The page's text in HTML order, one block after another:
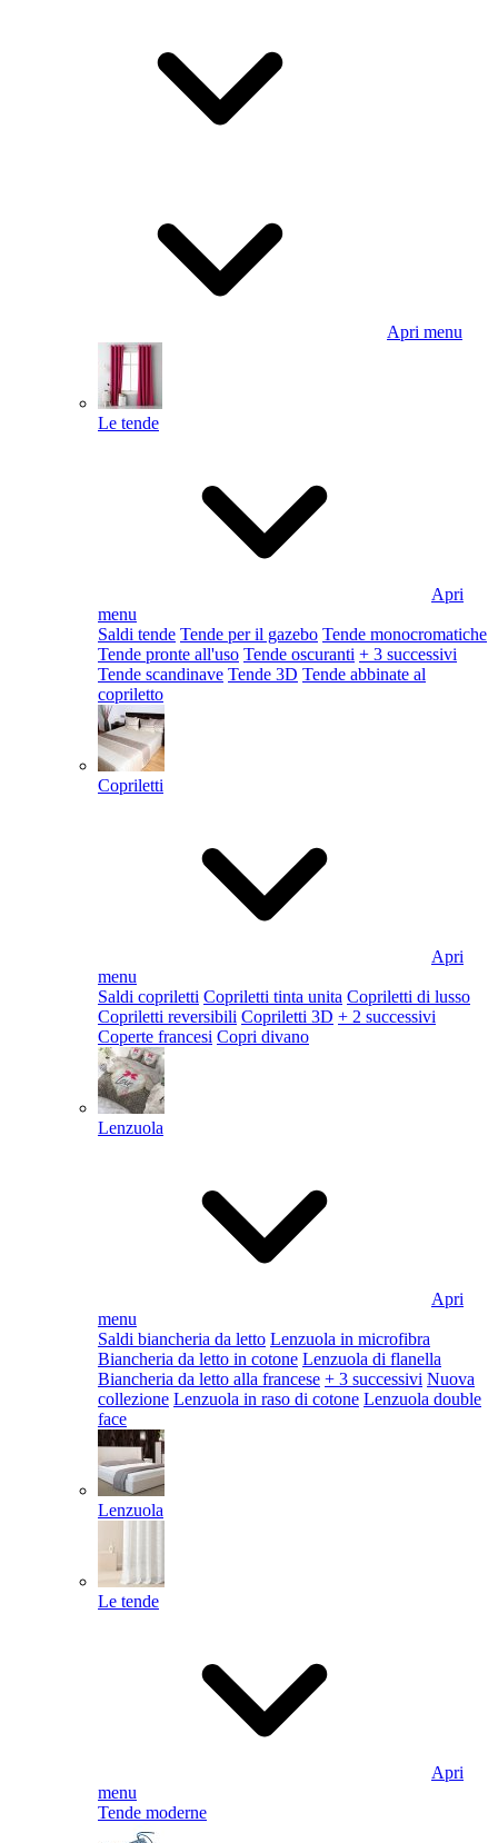
Apri menu
Le tende
Apri
menu
Saldi tende Tende per il gazebo Tende monocromatiche
Tende pronte all'uso Tende oscuranti + 3 successivi
Tende scandinave Tende 3D Tende abbinate al
copriletto
Copriletti
Apri
menu
Saldi copriletti Copriletti tinta unita Copriletti di lusso
Copriletti reversibili Copriletti 3D + 2 successivi
Coperte francesi Copri divano
Lenzuola
Apri
menu
Saldi biancheria da letto Lenzuola in microfibra
Biancheria da letto in cotone Lenzuola di flanella
Biancheria da letto alla francese + 3 successivi Nuova
collezione Lenzuola in raso di cotone Lenzuola double
face
Lenzuola
Le tende
Apri
menu
Tende moderne